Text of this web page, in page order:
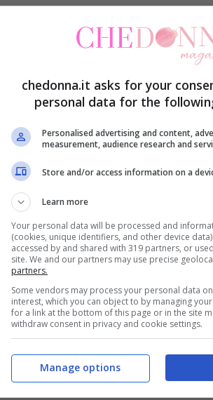
è a portata di mano.
Le posizioni comode in
gravidanza
Quando si viaggia in auto ,
è prossime al parto, è sempre
comportarsi. Non si può
meno che non sia il medico a
sapere come allacciarla: mai
pancia, ma sotto, sulle ossa del
che non stringa. Inoltre non
disattivare l’airbag,
rappresenta un mezzo ulteriore
durante la gravidanza :
però deve riuscire ad
chedonna.it asks for your
personal data for the
Personalised advertising and content,
measurement, audience research and
Store and/or access information on a
Learn more
Your personal data will be processed and
(cookies, unique identifiers, and other device
accessed by and shared with 319 partners, or
site. We and our partners may use precise
partners.
Some vendors may process your personal data
interest, which you can object to by managing
for a link at the bottom of this page or in the site
withdraw consent in privacy and cookie settings.
Manage options